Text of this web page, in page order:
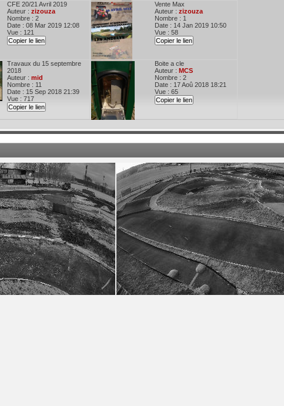
CFE 20/21 Avril 2019
Auteur : zizouza
Nombre : 2
Date : 08 Mar 2019 12:08
Vue : 121
Copier le lien
Vente Max
Auteur : zizouza
Nombre : 1
Date : 14 Jan 2019 10:50
Vue : 58
Copier le lien
Travaux du 15 septembre
2018
Auteur : mid
Nombre : 11
Date : 15 Sep 2018 21:39
Vue : 717
Copier le lien
Boite a cle
Auteur : MCS
Nombre : 2
Date : 17 Aoû 2018 18:21
Vue : 65
Copier le lien